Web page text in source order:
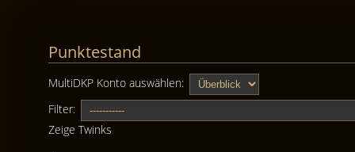
Punktestand
MultiDKP Konto auswählen:
Filter:
Zeige Twinks